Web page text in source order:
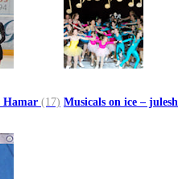
Hamar (17) Musicals on ice –